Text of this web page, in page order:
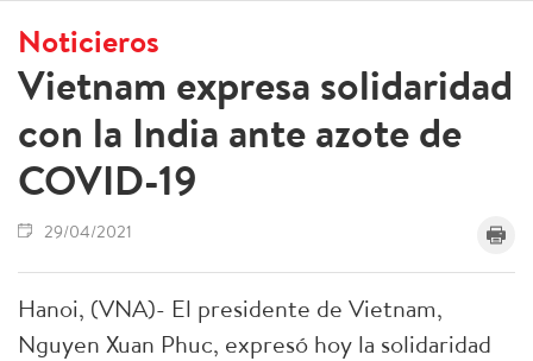
Noticieros
Vietnam expresa solidaridad
con la India ante azote de
COVID-19
29/04/2021
Hanoi, (VNA)- El presidente de Vietnam,
Nguyen Xuan Phuc, expresó hoy la solidaridad